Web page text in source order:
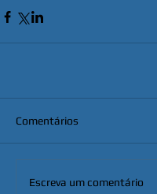
Comentários
Escreva um comentário